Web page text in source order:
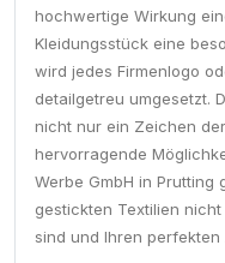
hochwertige Wirkung
Kleidungsstück eine
wird jedes Firmenlogo
detailgetreu umgesetzt.
nicht nur ein Zeichen
hervorragende
Werbe GmbH in Prutting
gestickten Textilien
sind und Ihren